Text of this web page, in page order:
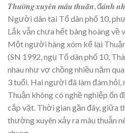
𝑻𝒉𝒖̛𝒐̛̀𝒏𝒈 𝒙𝒖𝒚𝒆̂𝒏 𝒎𝒂̂𝒖 𝒕𝒉𝒖𝒂̂̃𝒏, đ𝒂́𝒏𝒉
Người dân tại Tổ dân phố 10,
Lắk vẫn chưa hết bàng hoàng về
Một người hàng xóm kể lại
(SN 1992, ngụ Tổ dân phố 10,
nhau như vợ chồng nhiều năm
3 tuổi. Hai người đã làm đám hỏi,
Thuận không có nghề nghiệp ổn
cắp vặt. Thời gian gần đây, giữa
thường xuyên xảy ra mâu thuẫn